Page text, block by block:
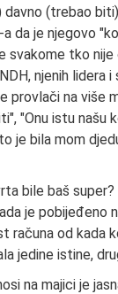
(trebao
da je njegovo
svakome tko
njenih lidera
na više
"Onu istu našu
je bila mom
bile baš super?
je
od kada
jedine istine,
na majici je